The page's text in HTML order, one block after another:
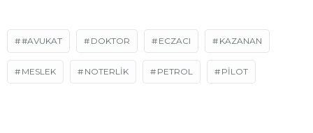
#AVUKAT DOKTOR ECZACI KAZANAN
MESLEK NOTERLİK PETROL PİLOT